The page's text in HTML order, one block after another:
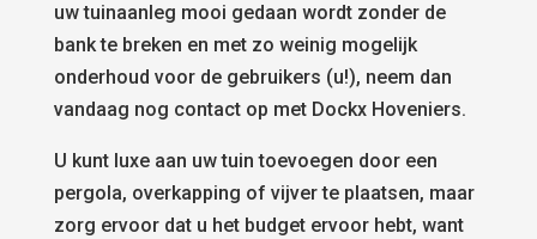
uw tuinaanleg mooi gedaan wordt zonder de
bank te breken en met zo weinig mogelijk
onderhoud voor de gebruikers (u!), neem dan
vandaag nog contact op met Dockx Hoveniers.
U kunt luxe aan uw tuin toevoegen door een
pergola, overkapping of vijver te plaatsen, maar
zorg ervoor dat u het budget ervoor hebt, want